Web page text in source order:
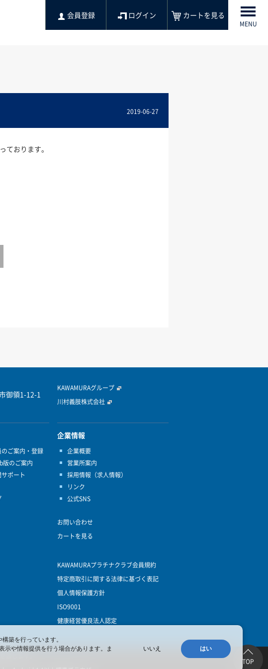
会員登録 ログイン カートを見る
MENU
2019-06-27
おります。
TOP
御領1-12-1
KAWAMURAグループ
川村義肢株式会社
ご案内・登録
版のご案内
ポート
企業情報
企業概要
営業所案内
採用情報（求人情報）
リンク
公式SNS
お問い合わせ
カートを見る
KAWAMURAプラチナクラブ会員規約
特定商取引に関する法律に基づく表記
個人情報保護方針
ISO9001
健康経営優良法人認定
禁じます。
築を行っています。
示や情報提供を行う場合があります。ま
いいえ はい